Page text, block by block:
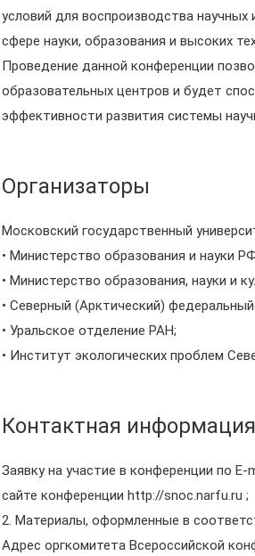
условий для воспроизводства
сфере науки, образования и высоких
Проведение данной конференции
образовательных центров и будет
эффективности развития системы
Организаторы
Московский государственный
• Министерство образования и науки
• Министерство образования, науки и
• Северный (Арктический) федеральный
• Уральское отделение РАН;
• Институт экологических проблем
Контактная информация
Заявку на участие в конференции по
сайте конференции http://snoc.narfu.ru ;
2. Материалы, оформленные в
Адрес оргкомитета Всероссийской